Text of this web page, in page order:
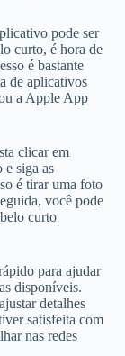
pode ser
curto, é hora de
é bastante
de aplicativos
a Apple App
clicar em
e siga as
é tirar uma foto
você pode
curto
para ajudar
disponíveis.
detalhes
satisfeita com
nas redes